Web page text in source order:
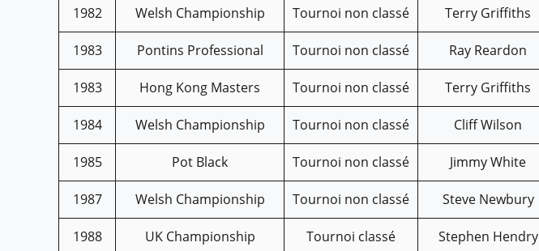
1982 Welsh Championship Tournoi non classé Terry Griffiths
1983 Pontins Professional Tournoi non classé Ray Reardon
1983 Hong Kong Masters Tournoi non classé Terry Griffiths
1984 Welsh Championship Tournoi non classé Cliff Wilson
1985 Pot Black Tournoi non classé Jimmy White
1987 Welsh Championship Tournoi non classé Steve Newbury
1988 UK Championship Tournoi classé Stephen Hendry